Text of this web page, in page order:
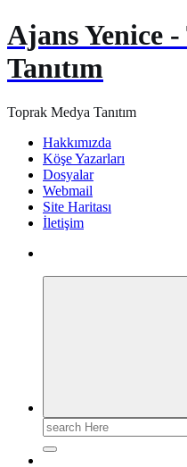
Ajans Yenice
Tanıtım
Toprak Medya Tanıtım
Hakkımızda
Köşe Yazarları
Dosyalar
Webmail
Site Haritası
İletişim
Search
for: